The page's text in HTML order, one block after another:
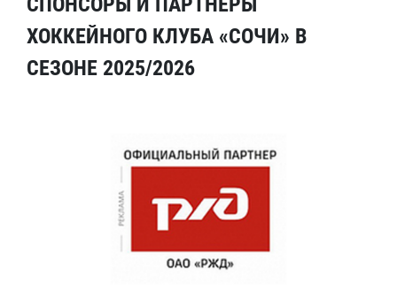
ХОККЕЙНОГО КЛУБА «СОЧИ» В
СЕЗОНЕ 2025/2026